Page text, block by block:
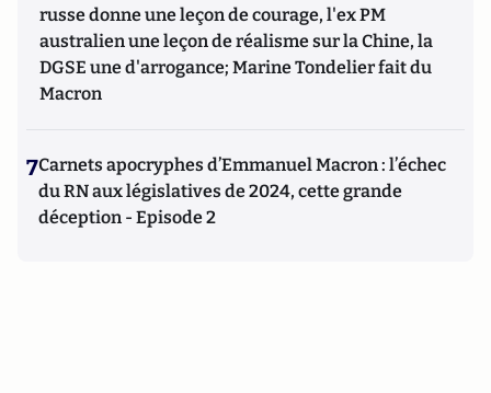
russe donne une leçon de courage, l'ex PM
australien une leçon de réalisme sur la Chine, la
DGSE une d'arrogance; Marine Tondelier fait du
Macron
7Carnets apocryphes d’Emmanuel Macron : l’échec
du RN aux législatives de 2024, cette grande
déception - Episode 2